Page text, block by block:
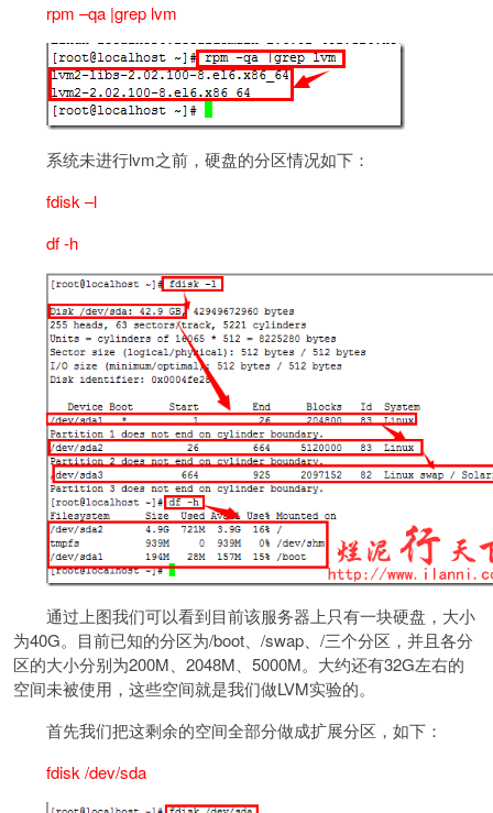
rpm –qa |grep lvm
系统未进行lvm之前，硬盘的分区情况如下：
fdisk –l
df -h
通过上图我们可以看到目前该服务器上只有一块硬盘，大小
为40G。目前已知的分区为/boot、/swap、/三个分区，并且各分
区的大小分别为200M、2048M、5000M。大约还有32G左右的
空间未被使用，这些空间就是我们做LVM实验的。
首先我们把这剩余的空间全部分做成扩展分区，如下：
fdisk /dev/sda